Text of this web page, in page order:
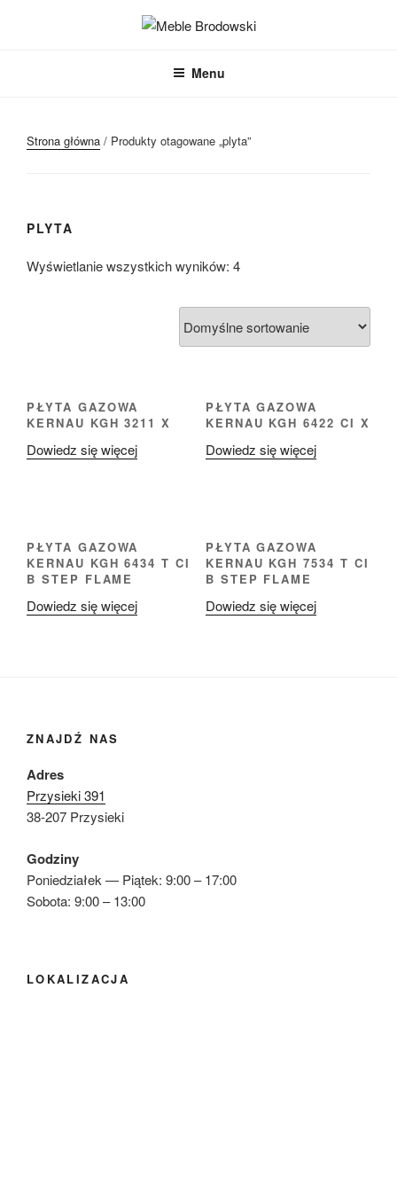
Menu
Strona główna / Produkty otagowane „plyta”
PLYTA
Wyświetlanie wszystkich wyników: 4
PŁYTA GAZOWA
KERNAU KGH 3211 X
Dowiedz się więcej
PŁYTA GAZOWA
KERNAU KGH 6422 CI X
Dowiedz się więcej
PŁYTA GAZOWA
KERNAU KGH 6434 T CI
B STEP FLAME
Dowiedz się więcej
PŁYTA GAZOWA
KERNAU KGH 7534 T CI
B STEP FLAME
Dowiedz się więcej
ZNAJDŹ NAS
Adres
Przysieki 391
38-207 Przysieki
Godziny
Poniedziałek — Piątek: 9:00 – 17:00
Sobota: 9:00 – 13:00
LOKALIZACJA